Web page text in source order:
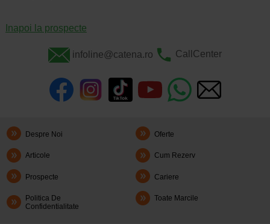
Inapoi la prospecte
infoline@catena.ro CallCenter
Despre Noi Oferte
Articole Cum Rezerv
Prospecte Cariere
Politica De
Confidentialitate
Toate Marcile